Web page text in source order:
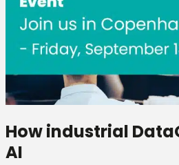
How industrial
AI